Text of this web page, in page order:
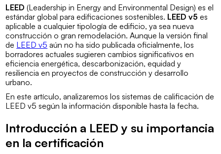
LEED (Leadership in Energy and Environmental Design) es el
estándar global para edificaciones sostenibles. LEED v5 es
aplicable a cualquier tipología de edificio, ya sea nueva
construcción o gran remodelación. Aunque la versión final
de LEED v5 aún no ha sido publicada oficialmente, los
borradores actuales sugieren cambios significativos en
eficiencia energética, descarbonización, equidad y
resiliencia en proyectos de construcción y desarrollo
urbano.
En este artículo, analizaremos los sistemas de calificación de
LEED v5 según la información disponible hasta la fecha.
Introducción a LEED y su importancia
en la certificación